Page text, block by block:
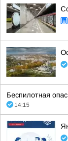
Беспилотная
14:15